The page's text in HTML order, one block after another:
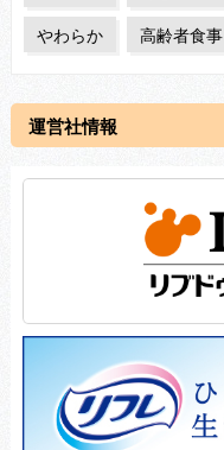
やわらか 高齢者食事
運営社情報